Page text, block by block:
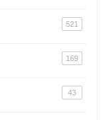
521
169
43